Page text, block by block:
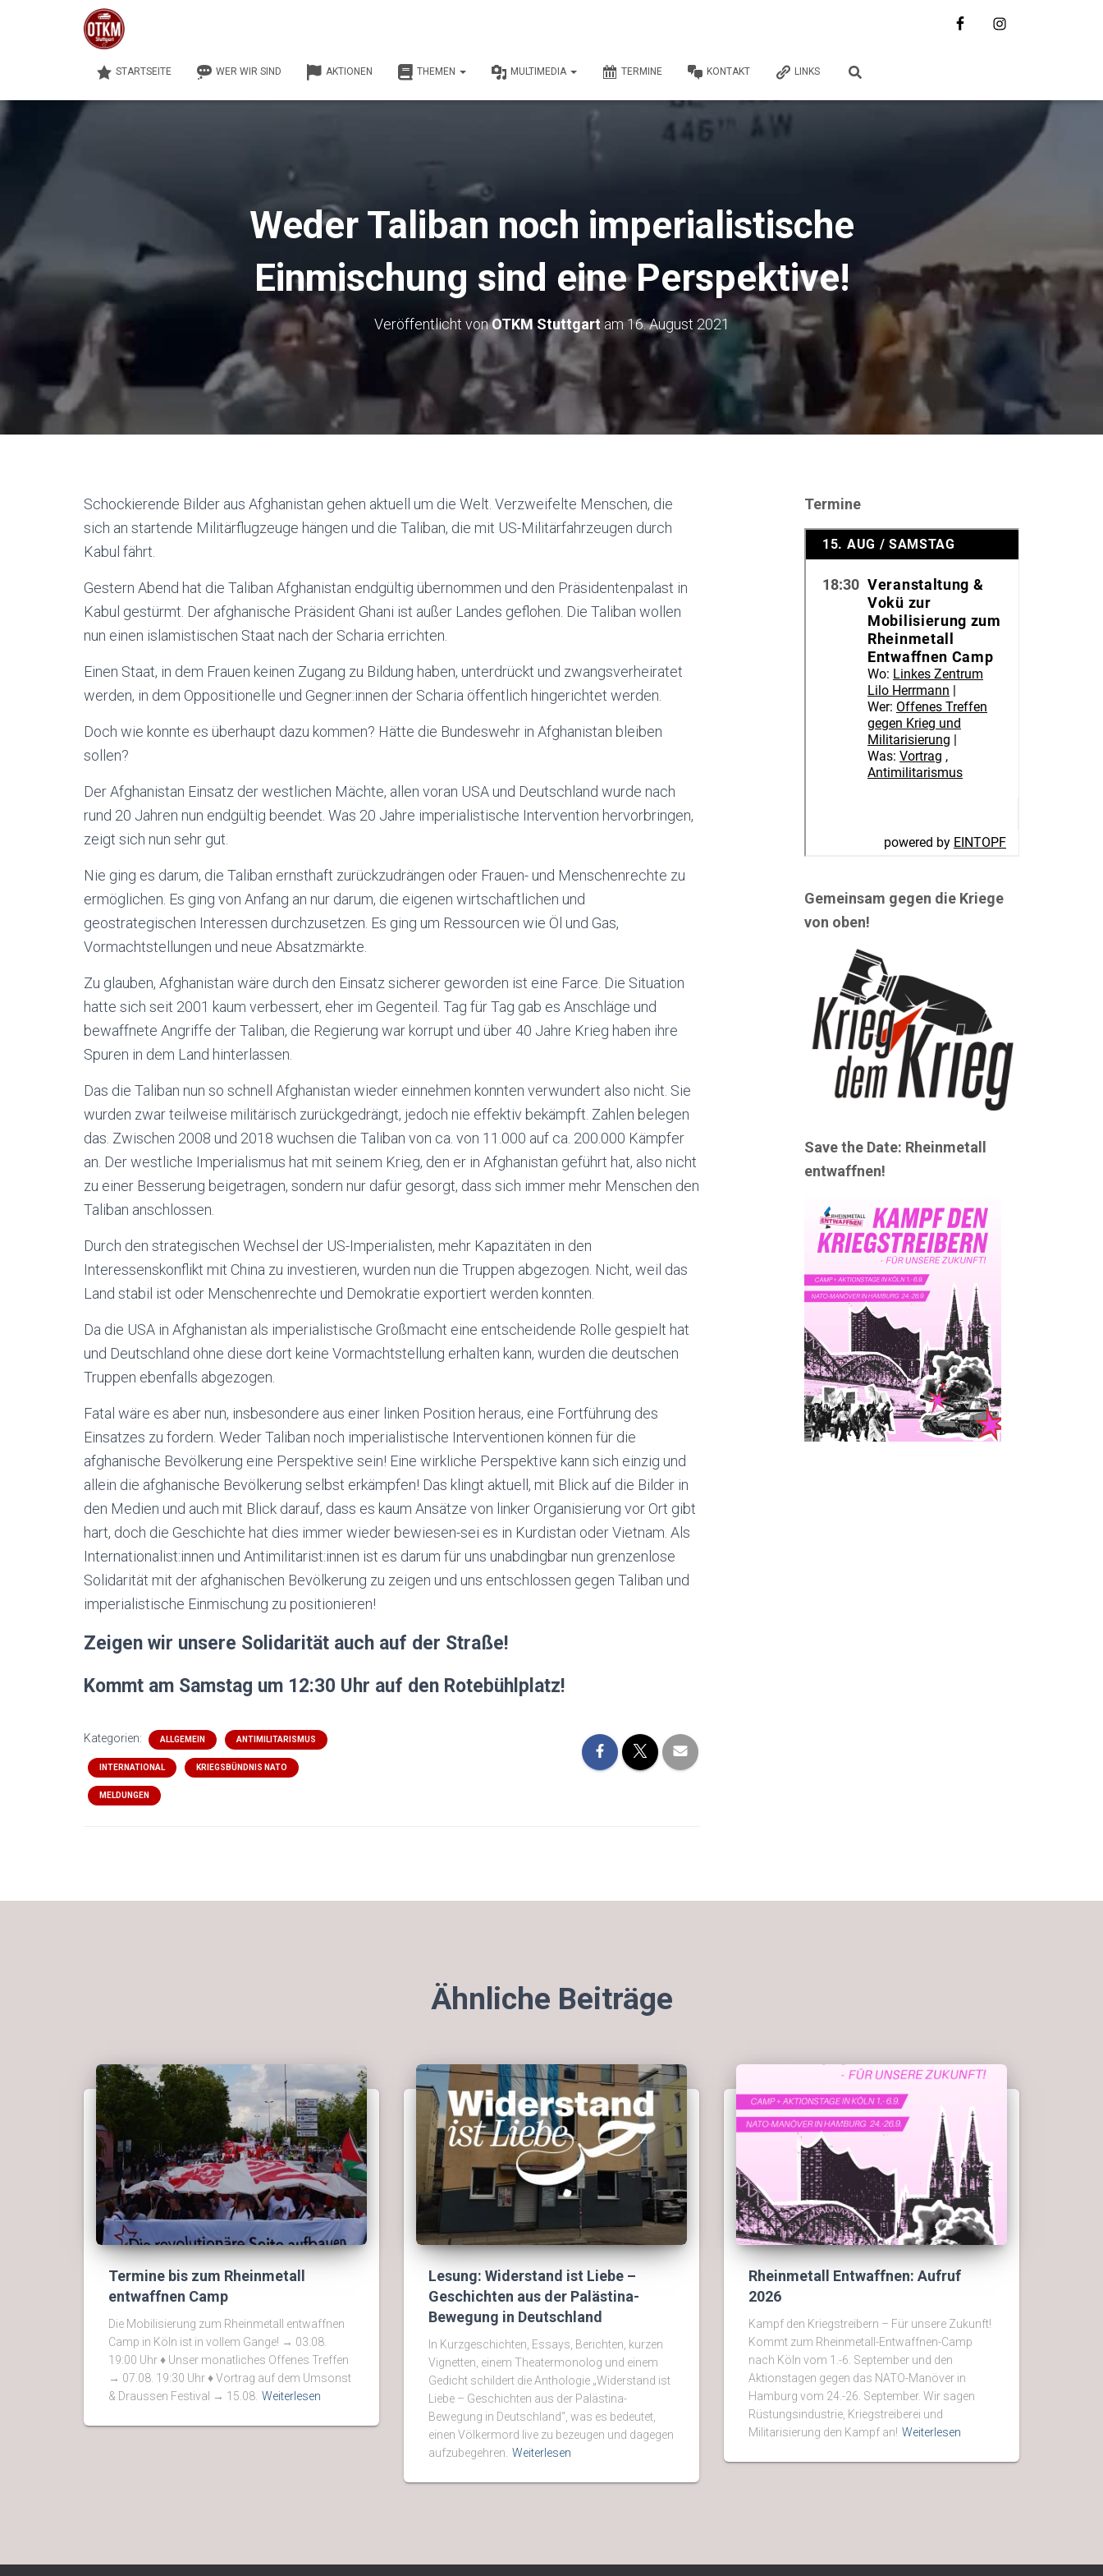
STARTSEITE WER WIR SIND AKTIONEN THEMEN MULTIMEDIA TERMINE KONTAKT LINKS
Weder Taliban noch imperialistische
Einmischung sind eine Perspektive!
Veröffentlicht vonOTKM Stuttgart am16. August 2021
Schockierende Bilder aus Afghanistan gehen aktuell um die Welt. Verzweifelte Menschen, die
sich an startende Militärflugzeuge hängen und die Taliban, die mit US-Militärfahrzeugen durch
Kabul fährt.
Gestern Abend hat die Taliban Afghanistan endgültig übernommen und den Präsidentenpalast in
Kabul gestürmt. Der afghanische Präsident Ghani ist außer Landes geflohen. Die Taliban wollen
nun einen islamistischen Staat nach der Scharia errichten.
Einen Staat, in dem Frauen keinen Zugang zu Bildung haben, unterdrückt und zwangsverheiratet
werden, in dem Oppositionelle und Gegner:innen der Scharia öffentlich hingerichtet werden.
Doch wie konnte es überhaupt dazu kommen? Hätte die Bundeswehr in Afghanistan bleiben
sollen?
Der Afghanistan Einsatz der westlichen Mächte, allen voran USA und Deutschland wurde nach
rund 20 Jahren nun endgültig beendet. Was 20 Jahre imperialistische Intervention hervorbringen,
zeigt sich nun sehr gut.
Nie ging es darum, die Taliban ernsthaft zurückzudrängen oder Frauen- und Menschenrechte zu
ermöglichen. Es ging von Anfang an nur darum, die eigenen wirtschaftlichen und
geostrategischen Interessen durchzusetzen. Es ging um Ressourcen wie Öl und Gas,
Vormachtstellungen und neue Absatzmärkte.
Zu glauben, Afghanistan wäre durch den Einsatz sicherer geworden ist eine Farce. Die Situation
hatte sich seit 2001 kaum verbessert, eher im Gegenteil. Tag für Tag gab es Anschläge und
bewaffnete Angriffe der Taliban, die Regierung war korrupt und über 40 Jahre Krieg haben ihre
Spuren in dem Land hinterlassen.
Das die Taliban nun so schnell Afghanistan wieder einnehmen konnten verwundert also nicht. Sie
wurden zwar teilweise militärisch zurückgedrängt, jedoch nie effektiv bekämpft. Zahlen belegen
das. Zwischen 2008 und 2018 wuchsen die Taliban von ca. von 11.000 auf ca. 200.000 Kämpfer
an. Der westliche Imperialismus hat mit seinem Krieg, den er in Afghanistan geführt hat, also nicht
zu einer Besserung beigetragen, sondern nur dafür gesorgt, dass sich immer mehr Menschen den
Taliban anschlossen.
Durch den strategischen Wechsel der US-Imperialisten, mehr Kapazitäten in den
Interessenskonflikt mit China zu investieren, wurden nun die Truppen abgezogen. Nicht, weil das
Land stabil ist oder Menschenrechte und Demokratie exportiert werden konnten.
Da die USA in Afghanistan als imperialistische Großmacht eine entscheidende Rolle gespielt hat
und Deutschland ohne diese dort keine Vormachtstellung erhalten kann, wurden die deutschen
Truppen ebenfalls abgezogen.
Fatal wäre es aber nun, insbesondere aus einer linken Position heraus, eine Fortführung des
Einsatzes zu fordern. Weder Taliban noch imperialistische Interventionen können für die
afghanische Bevölkerung eine Perspektive sein! Eine wirkliche Perspektive kann sich einzig und
allein die afghanische Bevölkerung selbst erkämpfen! Das klingt aktuell, mit Blick auf die Bilder in
den Medien und auch mit Blick darauf, dass es kaum Ansätze von linker Organisierung vor Ort gibt
hart, doch die Geschichte hat dies immer wieder bewiesen-sei es in Kurdistan oder Vietnam. Als
Internationalist:innen und Antimilitarist:innen ist es darum für uns unabdingbar nun grenzenlose
Solidarität mit der afghanischen Bevölkerung zu zeigen und uns entschlossen gegen Taliban und
imperialistische Einmischung zu positionieren!
Zeigen wir unsere Solidarität auch auf der Straße!
Kommt am Samstag um 12:30 Uhr auf den Rotebühlplatz!
Kategorien: ALLGEMEIN ANTIMILITARISMUS
INTERNATIONAL KRIEGSBÜNDNIS NATO
MELDUNGEN
Termine
Gemeinsam gegen die Kriege
von oben!
Save the Date: Rheinmetall
entwaffnen!
Ähnliche Beiträge
Termine bis zum Rheinmetall
entwaffnen Camp
Die Mobilisierung zum Rheinmetall entwaffnen
Camp in Köln ist in vollem Gange! → 03.08.
19:00 Uhr ♦ Unser monatliches Offenes Treffen
→ 07.08. 19:30 Uhr ♦ Vortrag auf dem Umsonst
& Draussen Festival → 15.08. Weiterlesen
Lesung: Widerstand ist Liebe –
Geschichten aus der Palästina-
Bewegung in Deutschland
In Kurzgeschichten, Essays, Berichten, kurzen
Vignetten, einem Theatermonolog und einem
Gedicht schildert die Anthologie „Widerstand ist
Liebe – Geschichten aus der Palästina-
Bewegung in Deutschland“, was es bedeutet,
einen Völkermord live zu bezeugen und dagegen
aufzubegehren. Weiterlesen
Rheinmetall Entwaffnen: Aufruf
2026
Kampf den Kriegstreibern – Für unsere Zukunft!
Kommt zum Rheinmetall-Entwaffnen-Camp
nach Köln vom 1.-6. September und den
Aktionstagen gegen das NATO-Manöver in
Hamburg vom 24.-26. September. Wir sagen
Rüstungsindustrie, Kriegstreiberei und
Militarisierung den Kampf an! Weiterlesen